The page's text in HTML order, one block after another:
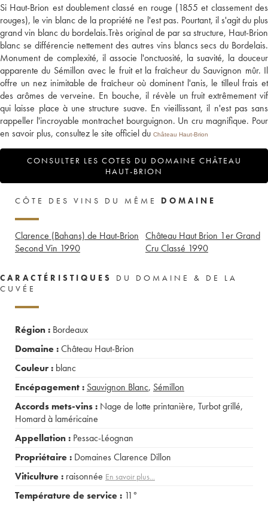
Si Haut-Brion est doublement classé en rouge (1855 et classement des
rouges), le vin blanc de la propriété ne l'est pas. Pourtant, il s'agit du plus
grand vin blanc du bordelais.Très original de par sa structure, Haut-Brion
blanc se différencie nettement des autres vins blancs secs du Bordelais.
Monument de complexité, il associe l'onctuosité, la suavité, la douceur
apparente du Sémillon avec le fruit et la fraîcheur du Sauvignon mûr. Il
offre un nez inimitable de fraîcheur où dominent l'anis, le tilleul frais et
des arômes de verveine. En bouche, il révèle un fruit extrêmement vif
qui laisse place à une structure suave. En vieillissant, il n'est pas sans
rappeller l'incroyable montrachet bourguignon. Un cru magnifique. Pour
en savoir plus, consultez le site officiel du Château Haut-Brion
CONSULTER LES COTES DU DOMAINE CHÂTEAU
HAUT-BRION
CÔTE DES VINS DU MÊME DOMAINE
Clarence (Bahans) de Haut-Brion
Second Vin 1990
Château Haut Brion 1er Grand
Cru Classé 1990
CARACTÉRISTIQUES
DU DOMAINE & DE LA
CUVÉE
Région : Bordeaux
Domaine :Château Haut-Brion
Couleur : blanc
Encépagement : Sauvignon Blanc, Sémillon
Accords mets-vins : Nage de lotte printanière, Turbot grillé,
Homard à laméricaine
Appellation : Pessac-Léognan
Propriétaire : Domaines Clarence Dillon
Viticulture : raisonnée En savoir plus...
Température de service : 11°